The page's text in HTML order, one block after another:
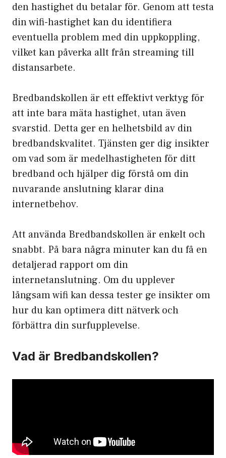
den hastighet du betalar för. Genom att testa
din wifi-hastighet kan du identifiera
eventuella problem med din uppkoppling,
vilket kan påverka allt från streaming till
distansarbete.
Bredbandskollen är ett effektivt verktyg för
att inte bara mäta hastighet, utan även
svarstid. Detta ger en helhetsbild av din
bredbandskvalitet. Tjänsten ger dig insikter
om vad som är medelhastigheten för ditt
bredband och hjälper dig förstå om din
nuvarande anslutning klarar dina
internetbehov.
Att använda Bredbandskollen är enkelt och
snabbt. På bara några minuter kan du få en
detaljerad rapport om din
internetanslutning. Om du upplever
långsam wifi kan dessa tester ge insikter om
hur du kan optimera ditt nätverk och
förbättra din surfupplevelse.
Vad är Bredbandskollen?